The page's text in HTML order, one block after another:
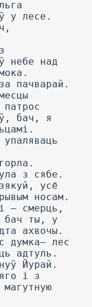
у лесе.
небе над
пачварай.
бач, я
з сябе.
усё
носам.
— смерць,
бач ты, у
ахвочы.
думка— лес
адтуль.
Йурай.
і з